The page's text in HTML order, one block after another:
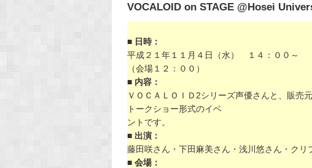
VOCALOID on STAGE @Hosei
■ 日時：
平成２１年１１月４日（水） １４：００～
（会場１２：００）
■ 内容：
ＶＯＣＡＬＯＩＤ2シリーズ声優さんと、販売
トークショー形式のイベ
ントです。
■ 出演：
藤田咲さん・下田麻美さん・浅川悠さん・ク
■ 会場：